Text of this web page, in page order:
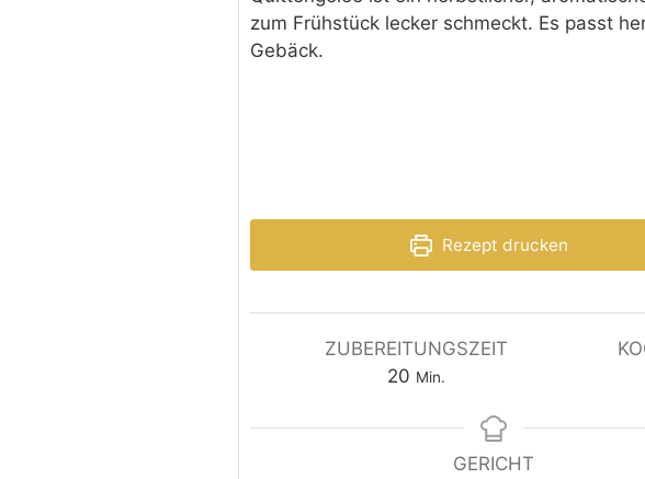
zum Frühstück lecker schmeckt. Es passt
Gebäck.
Rezept drucken
ZUBEREITUNGSZEIT
20 Min.
GERICHT